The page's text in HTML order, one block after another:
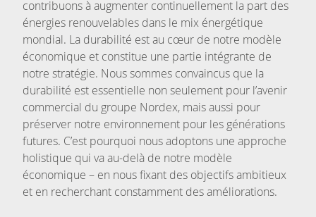
contribuons à augmenter continuellement la part des
énergies renouvelables dans le mix énergétique
mondial. La durabilité est au cœur de notre modèle
économique et constitue une partie intégrante de
notre stratégie. Nous sommes convaincus que la
durabilité est essentielle non seulement pour l’avenir
commercial du groupe Nordex, mais aussi pour
préserver notre environnement pour les générations
futures. C’est pourquoi nous adoptons une approche
holistique qui va au-delà de notre modèle
économique – en nous fixant des objectifs ambitieux
et en recherchant constamment des améliorations.